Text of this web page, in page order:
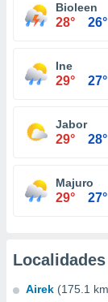
Bioleen
28° 26°
Ine
29° 27°
Jabor
29° 28°
Majuro
29° 27°
Airek (175.1